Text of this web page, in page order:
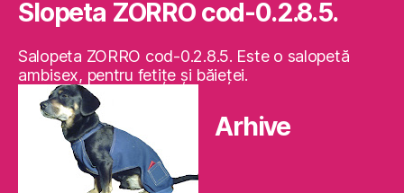
Slopeta ZORRO cod-0.2.8.5.
Salopeta ZORRO cod-0.2.8.5. Este o salopetă
ambisex, pentru fetiţe şi băieţei.
Arhive